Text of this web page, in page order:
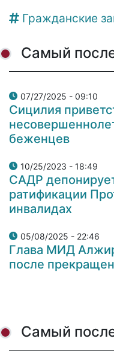
Гражданские
Самый
07/27/2025 - 09:10
Сицилия
беженцев
10/25/2023 - 18:49
САДР
ратификации
инвалидах
05/08/2025 - 22:46
Глава МИД
после
Самый